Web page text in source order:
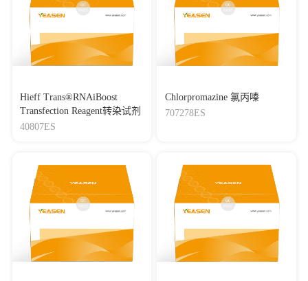
Hieff Trans®RNAiBoost
Transfection Reagent转染试剂
40807ES
Chlorpromazine 氯丙嗪
707278ES